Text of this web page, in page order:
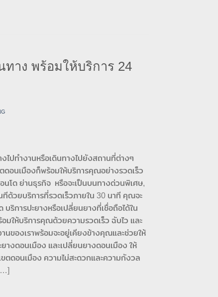
าง พร้อมให้บริการ 24
ไปทำงานหรือเดินทางไปยังสถานที่ต่างๆ
ดอนเมืองก็พร้อมให้บริการคุณอย่างรวดเร็ว
นโด ย่านธุรกิจ หรือจะเป็นบนทางด่วนพิเศษ,
ด้วยบริการที่รวดเร็วภายใน 30 นาที คุณจะ
บริการปะยางหรือเปลี่ยนยางที่เชื่อถือได้ใน
มให้บริการคุณด้วยความรวดเร็ว ฉับไว และ
นของเราพร้อมจะอยู่เคียงข้างคุณและช่วยให้
างดอนเมือง และเปลี่ยนยางดอนเมือง ให้
ดอนเมือง ความไม่สะดวกและความกังวล